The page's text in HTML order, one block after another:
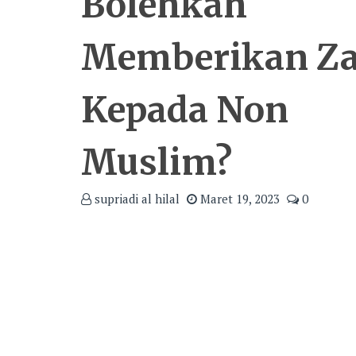
Memberikan
Kepada Non
Muslim?
supriadi al hilal Maret 19, 2023 0